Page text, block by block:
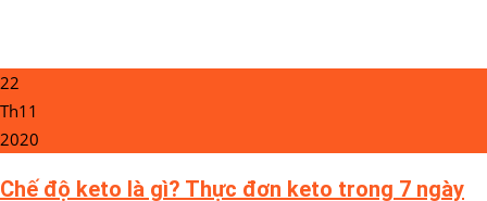
22
Th11
2020
Chế độ keto là gì? Thực đơn keto trong 7 ngày